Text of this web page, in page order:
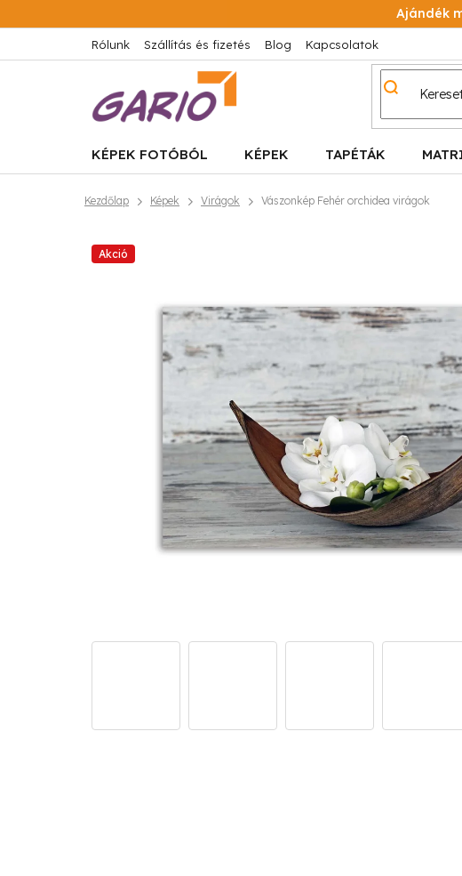
a
tartalomhoz
Ajándék
Rólunk Szállítás és fizetés Blog Kapcsolatok
KÉPEK FOTÓBÓL KÉPEK TAPÉTÁK
Kezdőlap Képek Virágok Vászonkép Fehér orchidea virágok
Akció